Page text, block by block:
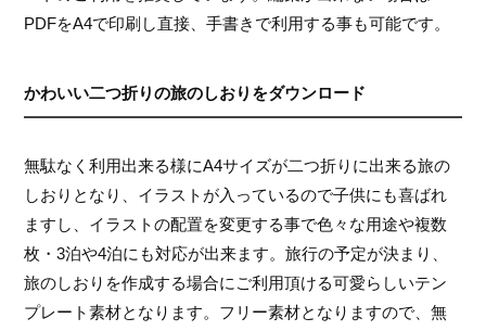
PDFをA4で印刷し直接、手書きで利用する事も可能です。
かわいい二つ折りの旅のしおりをダウンロード
無駄なく利用出来る様にA4サイズが二つ折りに出来る旅の
しおりとなり、イラストが入っているので子供にも喜ばれ
ますし、イラストの配置を変更する事で色々な用途や複数
枚・3泊や4泊にも対応が出来ます。旅行の予定が決まり、
旅のしおりを作成する場合にご利用頂ける可愛らしいテン
プレート素材となります。フリー素材となりますので、無